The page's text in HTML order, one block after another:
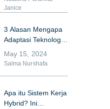
Janice
3 Alasan Mengapa
Adaptasi Teknologi
Bisa Meningkatkan
Kinerja HR
May 15, 2024
Salma Nurshafa
Apa itu Sistem Kerja
Hybrid? Ini